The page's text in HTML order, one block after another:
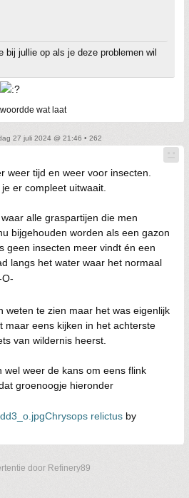
bij jullie op als je deze problemen wil
wat laat
27 juli 2024 @ 21:46 • 262
weer tijd en weer voor insecten.
er compleet uitwaait.
alle graspartijen die men
bijgehouden worden als een gazon
geen insecten meer vindt én een
langs het water waar het normaal
weten te zien maar het was eigenlijk
maar eens kijken in het achterste
van wildernis heerst.
wel weer de kans om eens flink
groenoogje hieronder
Chrysops relictus by
door Refinery89